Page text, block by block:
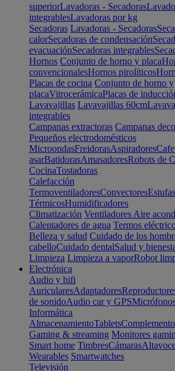
superiorLavadoras - Secadoras
integrablesLavadoras por kg
Secadoras Lavadoras - Secadoras
calorSecadoras de condensación
evacuaciónSecadoras integrables
Hornos Conjunto de horno y placa
convencionalesHornos pirolíticos
Placas de cocina Conjunto de horno y
placaVitrocerámicaPlacas de
Lavavajillas Lavavajillas 60cm
integrables
Campanas extractoras Campanas
Pequeños electrodomésticos
MicroondasFreidorasAspiradores
asarBatidorasAmasadoresRobots de
CocinaTostadoras
Calefacción
TermoventiladoresConvectoresEstufas
TérmicosHumidificadores
Climatización Ventiladores Aire
Calentadores de agua Termos
Belleza y salud Cuidado de los
cabelloCuidado dentalSalud y
Limpieza Limpieza a vaporRobot
Electrónica
Audio y hifi
AuricularesAdaptadores
de sonidoAudio car y GPS
Informática
AlmacenamientoTablets
Gaming & streaming Monitores
Smart home TimbresCámaras
Wearables Smartwatches
Televisión